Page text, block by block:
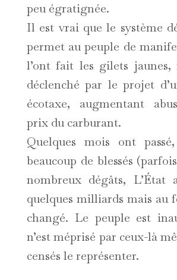
peu égratignée.
Il est vrai que le système
permet au peuple de
l’ont fait les gilets jaunes,
déclenché par le projet
écotaxe, augmentant
prix du carburant.
Quelques mois ont
beaucoup de blessés
nombreux dégâts, L’État
quelques milliards mais au
changé. Le peuple est
n’est méprisé par ceux-là
censés le représenter.